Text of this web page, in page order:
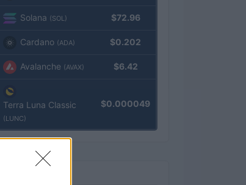
Solana (SOL) $72.96
Cardano (ADA) $0.202
Avalanche (AVAX) $6.42
Terra Luna Classic
(LUNC)
$0.000049